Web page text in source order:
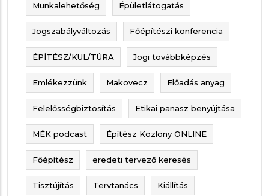
Munkalehetőség Épületlátogatás
Jogszabályváltozás Főépítészi konferencia
ÉPÍTÉSZ/KUL/TÚRA Jogi továbbképzés
Emlékezzünk Makovecz Előadás anyag
Felelősségbiztosítás Etikai panasz benyújtása
MÉK podcast Építész Közlöny ONLINE
Főépítész eredeti tervező keresés
Tisztújítás Tervtanács Kiállítás